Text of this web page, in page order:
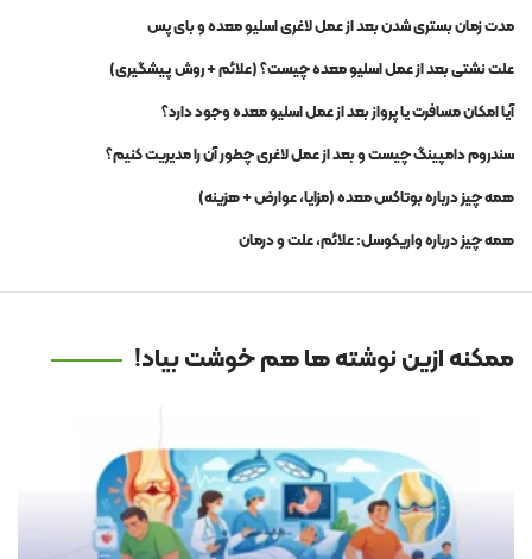
مدت زمان بستری شدن بعد از عمل لاغری اسلیو معده و بای پس
علت نشتی بعد از عمل اسلیو معده چیست؟ (علائم + روش پیشگیری)
آیا امکان مسافرت یا پرواز بعد از عمل اسلیو معده وجود دارد؟
سندروم دامپینگ چیست و بعد از عمل لاغری چطور آن را مدیریت کنیم؟
همه چیز درباره بوتاکس معده (مزایا، عوارض + هزینه)
همه چیز درباره واریکوسل: علائم، علت و درمان
ممکنه ازین نوشته ها هم خوشت بیاد!